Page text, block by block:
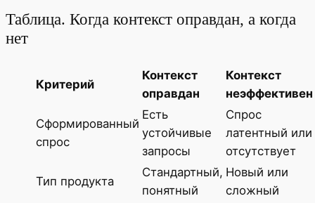
Таблица. Когда контекст оправдан, а когда
нет
Критерий
Контекст
оправдан
Контекст
неэффективен
Сформированный
спрос
Есть
устойчивые
запросы
Спрос
латентный или
отсутствует
Тип продукта
Стандартный,
понятный
Новый или
сложный